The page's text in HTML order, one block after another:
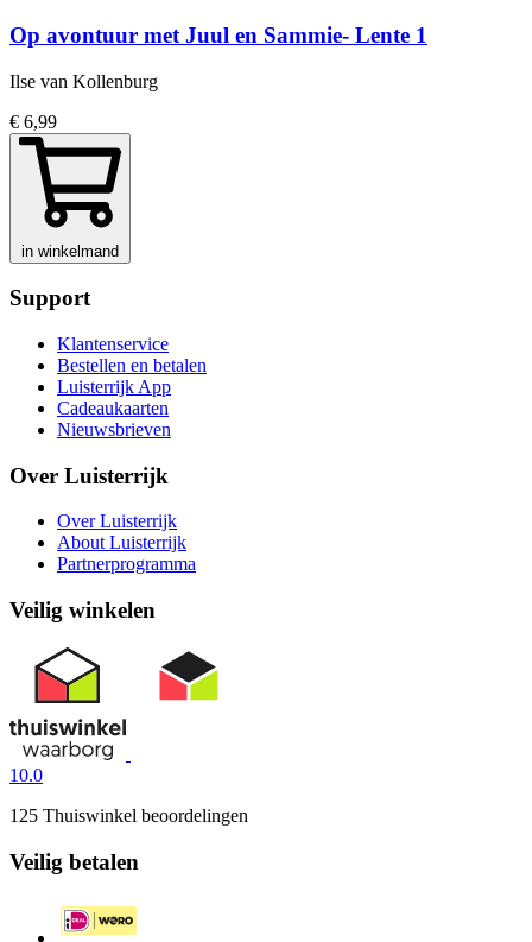
Op avontuur met Juul en Sammie- Lente 1
Ilse van Kollenburg
€ 6,99
in winkelmand
Support
Klantenservice
Bestellen en betalen
Luisterrijk App
Cadeaukaarten
Nieuwsbrieven
Over Luisterrijk
Over Luisterrijk
About Luisterrijk
Partnerprogramma
Veilig winkelen
10.0
125 Thuiswinkel beoordelingen
Veilig betalen